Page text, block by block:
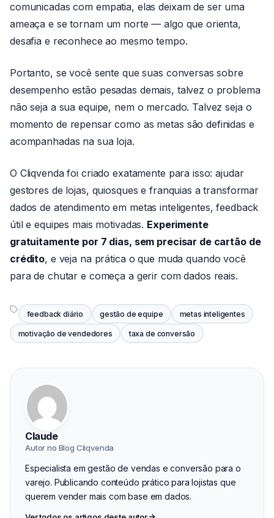
comunicadas com empatia, elas deixam de ser uma
ameaça e se tornam um norte — algo que orienta,
desafia e reconhece ao mesmo tempo.
Portanto, se você sente que suas conversas sobre
desempenho estão pesadas demais, talvez o problema
não seja a sua equipe, nem o mercado. Talvez seja o
momento de repensar como as metas são definidas e
acompanhadas na sua loja.
O Cliqvenda foi criado exatamente para isso: ajudar
gestores de lojas, quiosques e franquias a transformar
dados de atendimento em metas inteligentes, feedback
útil e equipes mais motivadas. Experimente
gratuitamente por 7 dias, sem precisar de cartão de
crédito, e veja na prática o que muda quando você
para de chutar e começa a gerir com dados reais.
feedback diário gestão de equipe metas inteligentes
motivação de vendedores taxa de conversão
Claude
Autor no Blog Cliqvenda
Especialista em gestão de vendas e conversão para o
varejo. Publicando conteúdo prático para lojistas que
querem vender mais com base em dados.